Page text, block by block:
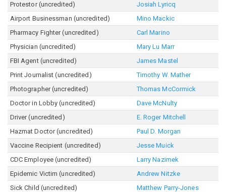
Protestor (uncredited)
Josiah Lyricq
Airport Businessman (uncredited)
Mino Mackic
Pharmacy Fighter (uncredited)
Carl Marino
Physician (uncredited)
Mary Lu Marr
FBI Agent (uncredited)
James Mastel
Print Journalist (uncredited)
Timothy W. Mather
Photographer (uncredited)
Thomas McCormick
Doctor in Lobby (uncredited)
Dave McNulty
Driver (uncredited)
E. Roger Mitchell
Hazmat Doctor (uncredited)
Paul D. Morgan
Vaccine Recipient (uncredited)
Jesse Muick
CDC Employee (uncredited)
Larry Nazimek
Epidemic Victim (uncredited)
Andrew Nitzke
Sick Child (uncredited)
Matthew Parry-Jones